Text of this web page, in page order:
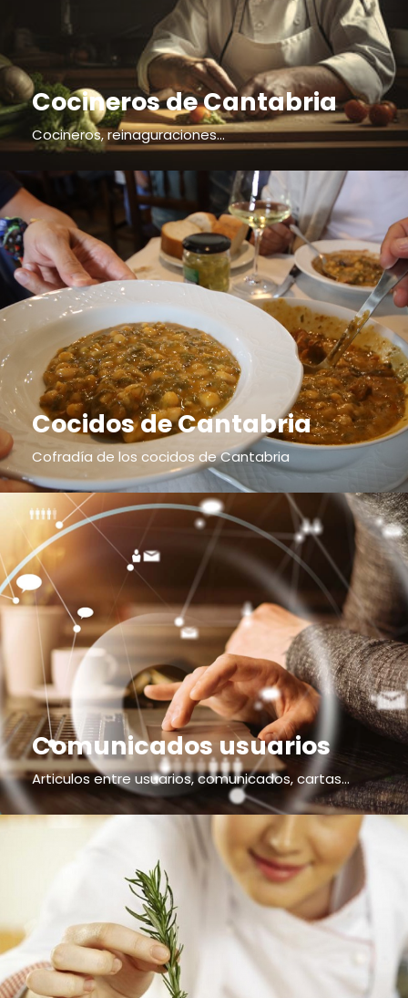
Cocineros de Cantabria
Cocineros, reinaguraciones...
Cocidos de Cantabria
Cofradía de los cocidos de Cantabria
Comunicados usuarios
Articulos entre usuarios, comunicados, cartas...